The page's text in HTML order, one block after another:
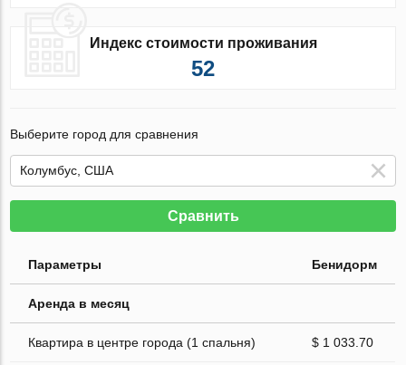
Индекс стоимости проживания
52
Выберите город для сравнения
Сравнить
Параметры Бенидорм
Аренда в месяц
Квартира в центре города (1 спальня) $ 1 033.70